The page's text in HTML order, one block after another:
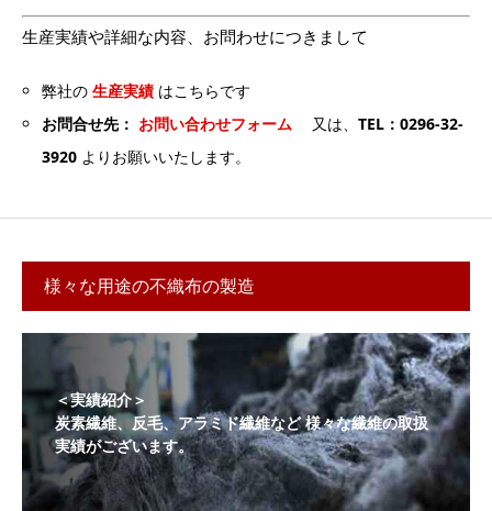
生産実績や詳細な内容、お問わせにつきまして
弊社の 生産実績 はこちらです
お問合せ先： お問い合わせフォーム 又は、TEL：0296-32-
3920 よりお願いいたします。
様々な用途の不織布の製造
＜実績紹介＞
炭素繊維、反毛、アラミド繊維など 様々な繊維の取扱
実績がございます。